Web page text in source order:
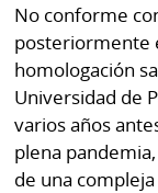
No conforme
posteriormente
homologación
Universidad de
varios años
plena
de una